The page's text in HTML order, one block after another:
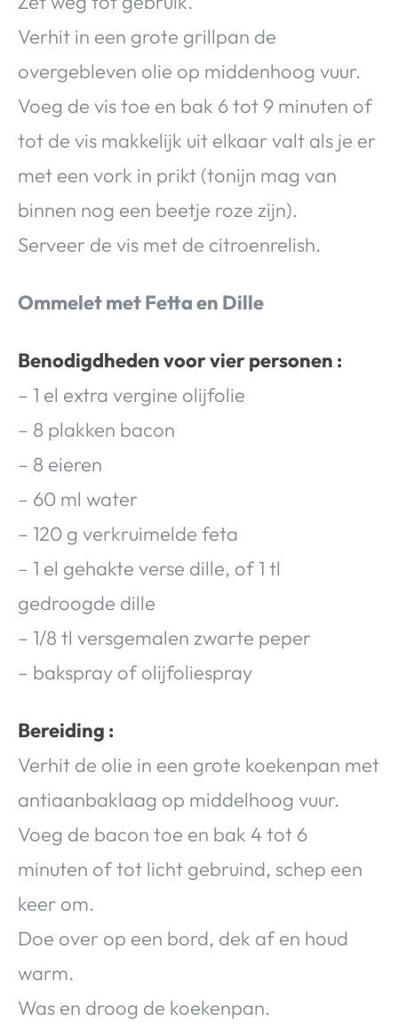
Verhit in een grote grillpan de
overgebleven olie op middenhoog vuur.
Voeg de vis toe en bak 6 tot 9 minuten of
tot de vis makkelijk uit elkaar valt als je er
met een vork in prikt (tonijn mag van
binnen nog een beetje roze zijn).
Serveer de vis met de citroenrelish.
Ommelet met Fetta en Dille
Benodigdheden voor vier personen :
– 1 el extra vergine olijfolie
– 8 plakken bacon
– 8 eieren
– 60 ml water
– 120 g verkruimelde feta
– 1 el gehakte verse dille, of 1 tl
gedroogde dille
– 1/8 tl versgemalen zwarte peper
– bakspray of olijfoliespray
Bereiding :
Verhit de olie in een grote koekenpan met
antiaanbaklaag op middelhoog vuur.
Voeg de bacon toe en bak 4 tot 6
minuten of tot licht gebruind, schep een
keer om.
Doe over op een bord, dek af en houd
warm.
Was en droog de koekenpan.